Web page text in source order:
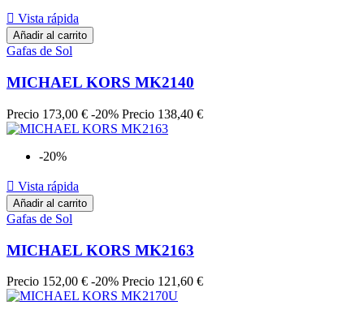
 Vista rápida
Añadir al carrito
Gafas de Sol
MICHAEL KORS MK2140
Precio 173,00 € -20% Precio 138,40 €
-20%
 Vista rápida
Añadir al carrito
Gafas de Sol
MICHAEL KORS MK2163
Precio 152,00 € -20% Precio 121,60 €